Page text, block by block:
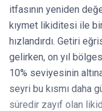
itfasının yeniden
kıymet likiditesi ile
hızlandırdı. Getiri
gelirken, on yıl
10% seviyesinin
seyri bu kısmı daha
süredir zayıf olan